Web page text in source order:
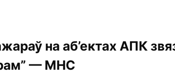
на аб’ектах АПК
— МНС